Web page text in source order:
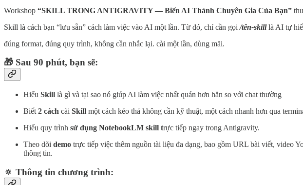
Workshop “SKILL TRONG ANTIGRAVITY — Biến AI Thành Chuyên Gia Của Bạn”
Skill là cách bạn “lưu sẵn” cách làm việc vào AI một lần. Từ đó, chỉ cần gọi/tên-skilllà AI tự
đúng format, đúng quy trình, không cần nhắc lại. cài một lần, dùng mãi.
🎁 Sau 90 phút, bạn sẽ:
Hiểu Skill là gì và tại sao nó giúp AI làm việc nhất quán hơn hẳn so với chat thường
Biết 2 cách cài Skill một cách kéo thả không cần kỹ thuật, một cách nhanh hơn qua
Hiểu quy trình sử dụng NotebookLM skill trực tiếp ngay trong Antigravity.
Theo dõi demo trực tiếp việc thêm nguồn tài liệu đa dạng, bao gồm URL bài viết, video
thông tin.
🔅 Thông tin chương trình: